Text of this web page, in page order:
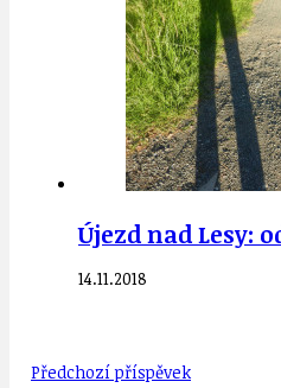
Újezd nad Lesy:
14.11.2018
Předchozí příspěvek